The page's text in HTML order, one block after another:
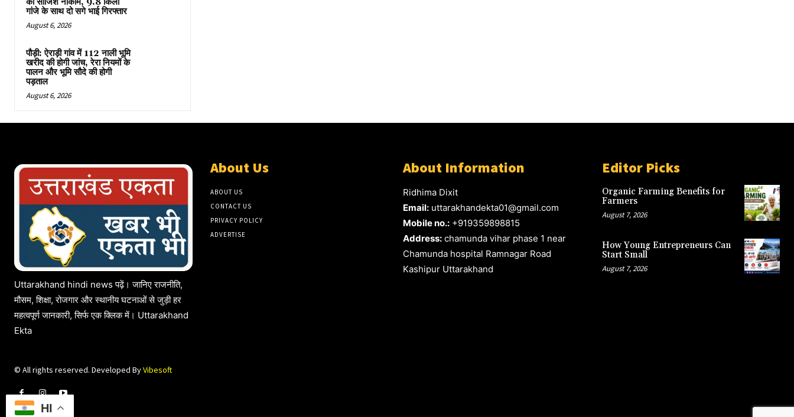
गांजे के साथ दो सगे भाई गिरफ्तार
August 6, 2026
पौड़ी: ऐराड़ी गांव में 112 नाली भूमि
खरीद की होगी जांच, रेरा नियमों के
पालन और भूमि सौदे की होगी
पड़ताल
August 6, 2026
Uttarakhand hindi news पढ़ें। जानिए राजनीति,
मौसम, शिक्षा, रोजगार और स्थानीय घटनाओं से जुड़ी हर
महत्वपूर्ण जानकारी, सिर्फ एक क्लिक में। Uttarakhand
Ekta
© All rights reserved. Developed ByVibesoft
About Us
ABOUT US
CONTACT US
PRIVACY POLICY
ADVERTISE
About Information
Ridhima Dixit
Email: uttarakhandekta01@gmail.com
Mobile no.: +919359898815
Address: chamunda vihar phase 1 near
Chamunda hospital Ramnagar Road
Kashipur Uttarakhand
Editor Picks
Organic Farming Benefits for
Farmers
August 7, 2026
How Young Entrepreneurs Can
Start Small
August 7, 2026
HI